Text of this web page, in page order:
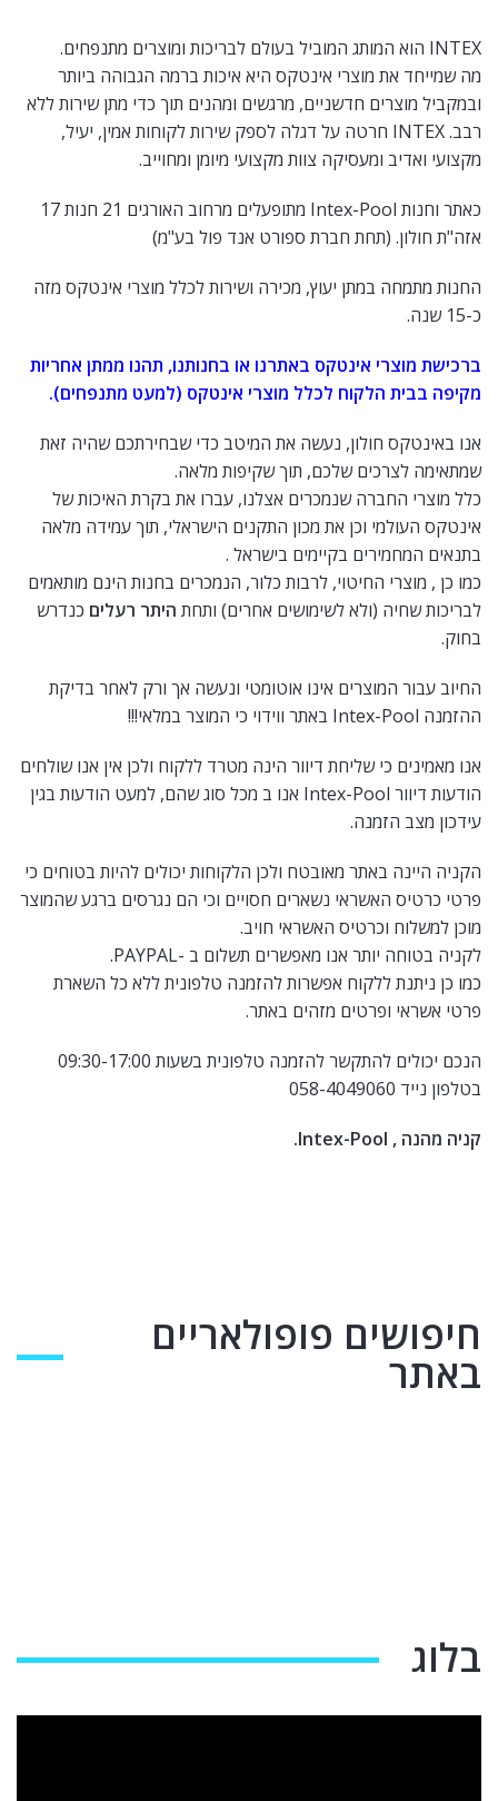
INTEX הוא המותג המוביל בעולם לבריכות ומוצרים מתנפחים.
מה שמייחד את מוצרי אינטקס היא איכות ברמה הגבוהה ביותר
ובמקביל מוצרים חדשניים, מרגשים ומהנים תוך כדי מתן שירות ללא
רבב. INTEX חרטה על דגלה לספק שירות לקוחות אמין, יעיל,
מקצועי ואדיב ומעסיקה צוות מקצועי מיומן ומחוייב.
כאתר וחנות Intex-Pool מתופעלים מרחוב האורגים 21 חנות 17
אזה"ת חולון. (תחת חברת ספורט אנד פול בע"מ)
החנות מתמחה במתן יעוץ, מכירה ושירות לכלל מוצרי אינטקס מזה
כ-15 שנה.
ברכישת מוצרי אינטקס באתרנו או בחנותנו, תהנו ממתן אחריות
מקיפה בבית הלקוח לכלל מוצרי אינטקס (למעט מתנפחים).
אנו באינטקס חולון, נעשה את המיטב כדי שבחירתכם שהיה זאת
שמתאימה לצרכים שלכם, תוך שקיפות מלאה.
כלל מוצרי החברה שנמכרים אצלנו, עברו את בקרת האיכות של
אינטקס העולמי וכן את מכון התקנים הישראלי, תוך עמידה מלאה
בתנאים המחמירים בקיימים בישראל .
כמו כן , מוצרי החיטוי, לרבות כלור, הנמכרים בחנות הינם מותאמים
לבריכות שחיה (ולא לשימושים אחרים) ותחת היתר רעלים כנדרש
בחוק.
החיוב עבור המוצרים אינו אוטומטי ונעשה אך ורק לאחר בדיקת
ההזמנה Intex-Pool באתר ווידוי כי המוצר במלאי!!!
אנו מאמינים כי שליחת דיוור הינה מטרד ללקוח ולכן אין אנו שולחים
הודעות דיוור Intex-Pool אנו ב מכל סוג שהם, למעט הודעות בגין
עידכון מצב הזמנה.
הקניה היינה באתר מאובטח ולכן הלקוחות יכולים להיות בטוחים כי
פרטי כרטיס האשראי נשארים חסויים וכי הם נגרסים ברגע שהמוצר
מוכן למשלוח וכרטיס האשראי חויב.
לקניה בטוחה יותר אנו מאפשרים תשלום ב -PAYPAL.
כמו כן ניתנת ללקוח אפשרות להזמנה טלפונית ללא כל השארת
פרטי אשראי ופרטים מזהים באתר.
הנכם יכולים להתקשר להזמנה טלפונית בשעות 09:30-17:00
בטלפון נייד 058-4049060
קניה מהנה , Intex-Pool.
חיפושים פופולאריים
באתר
בלוג